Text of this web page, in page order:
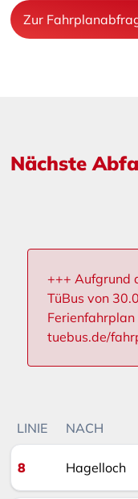
Zur
Nächste
+++ Aufgrund
TüBus von
Ferienfahrplan
tuebus.de/
LINIE NACH
8 Hagelloch